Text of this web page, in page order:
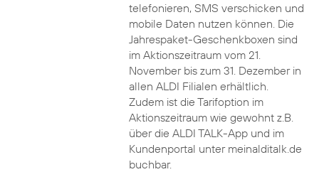
telefonieren, SMS verschicken und
mobile Daten nutzen können. Die
Jahrespaket-Geschenkboxen sind
im Aktionszeitraum vom 21.
November bis zum 31. Dezember in
allen ALDI Filialen erhältlich.
Zudem ist die Tarifoption im
Aktionszeitraum wie gewohnt z.B.
über die ALDI TALK-App und im
Kundenportal unter meinalditalk.de
buchbar.